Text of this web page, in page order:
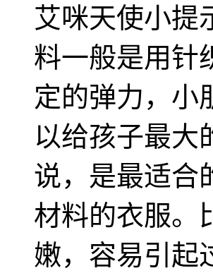
艾咪天使小提
料一般是用针
定的弹力，小
以给孩子最大
说，是最适合
材料的衣服。
嫩，容易引起